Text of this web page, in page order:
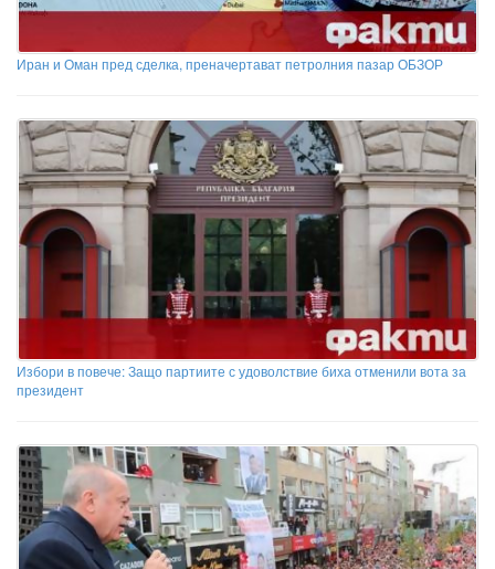
Иран и Оман пред сделка, преначертават петролния пазар ОБЗОР
Избори в повече: Защо партиите с удоволствие биха отменили вота за
президент